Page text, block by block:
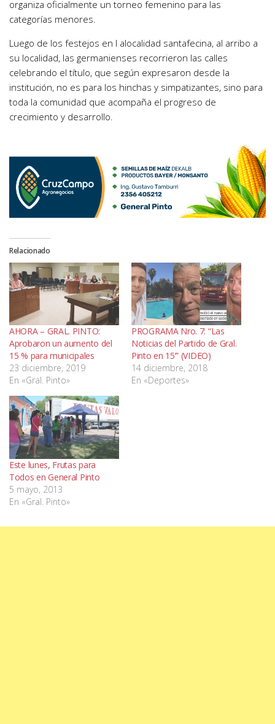
organiza oficialmente un torneo femenino para las
categorías menores.
Luego de los festejos en l alocalidad santafecina, al arribo a
su localidad, las germanienses recorrieron las calles
celebrando el título, que según expresaron desde la
institución, no es para los hinchas y simpatizantes, sino para
toda la comunidad que acompaña el progreso de
crecimiento y desarrollo.
Relacionado
AHORA – GRAL. PINTO:
Aprobaron un aumento del
15 % para municipales
23 diciembre, 2019
En «Gral. Pinto»
PROGRAMA Nro. 7: “Las
Noticias del Partido de Gral.
Pinto en 15’” (VIDEO)
14 diciembre, 2018
En «Deportes»
Este lunes, Frutas para
Todos en General Pinto
5 mayo, 2013
En «Gral. Pinto»